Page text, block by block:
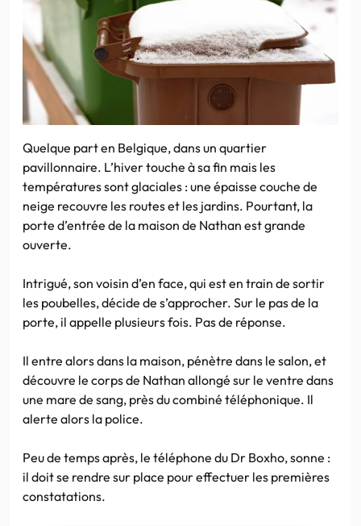
Quelque part en Belgique, dans un quartier
pavillonnaire. L’hiver touche à sa fin mais les
températures sont glaciales : une épaisse couche de
neige recouvre les routes et les jardins. Pourtant, la
porte d’entrée de la maison de Nathan est grande
ouverte.
Intrigué, son voisin d’en face, qui est en train de sortir
les poubelles, décide de s’approcher. Sur le pas de la
porte, il appelle plusieurs fois. Pas de réponse.
Il entre alors dans la maison, pénètre dans le salon, et
découvre le corps de Nathan allongé sur le ventre dans
une mare de sang, près du combiné téléphonique. Il
alerte alors la police.
Peu de temps après, le téléphone du Dr Boxho, sonne :
il doit se rendre sur place pour effectuer les premières
constatations.